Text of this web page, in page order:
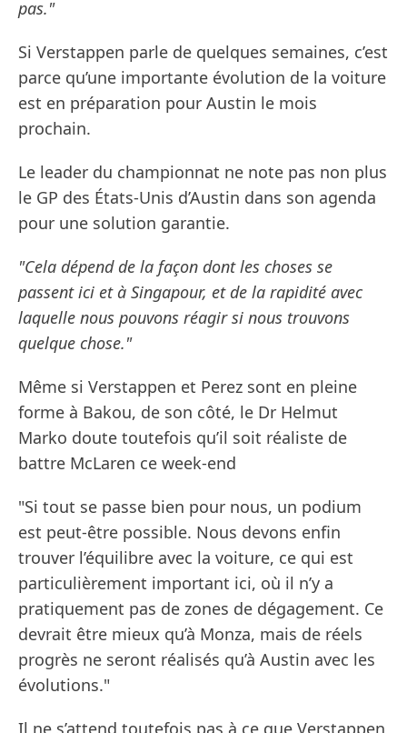
pas."
Si Verstappen parle de quelques semaines, c’est
parce qu’une importante évolution de la voiture
est en préparation pour Austin le mois
prochain.
Le leader du championnat ne note pas non plus
le GP des États-Unis d’Austin dans son agenda
pour une solution garantie.
"Cela dépend de la façon dont les choses se
passent ici et à Singapour, et de la rapidité avec
laquelle nous pouvons réagir si nous trouvons
quelque chose."
Même si Verstappen et Perez sont en pleine
forme à Bakou, de son côté, le Dr Helmut
Marko doute toutefois qu’il soit réaliste de
battre McLaren ce week-end
"Si tout se passe bien pour nous, un podium
est peut-être possible. Nous devons enfin
trouver l’équilibre avec la voiture, ce qui est
particulièrement important ici, où il n’y a
pratiquement pas de zones de dégagement. Ce
devrait être mieux qu’à Monza, mais de réels
progrès ne seront réalisés qu’à Austin avec les
évolutions."